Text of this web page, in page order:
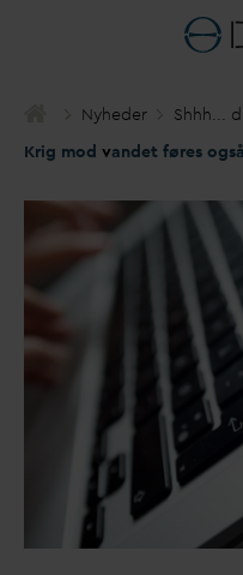
Nyheder
Shhh...
Krig mod vandet føres også via internettet